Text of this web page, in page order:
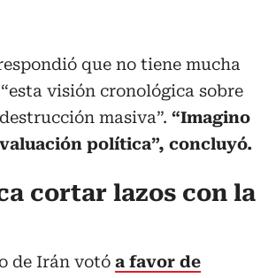
que no tiene mucha
visión cronológica sobre
masiva”. “Imagino
política”, concluyó.
cortar lazos con la
de Irán votó a favor de